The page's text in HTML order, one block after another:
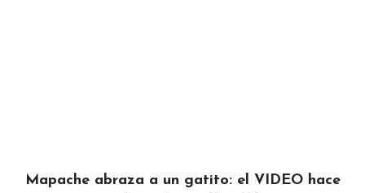
Mapache abraza a un gatito: el VIDEO hace